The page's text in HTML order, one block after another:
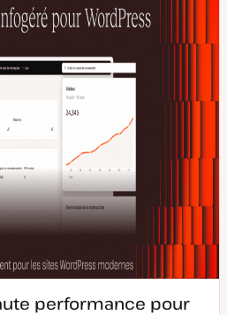
performance pour